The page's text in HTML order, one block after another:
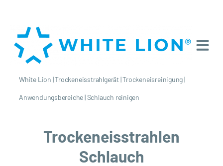
White Lion |Trockeneisstrahlgerät|Trockeneisreinigung|
Anwendungsbereiche|Schlauch reinigen
Trockeneisstrahlen
Schlauch